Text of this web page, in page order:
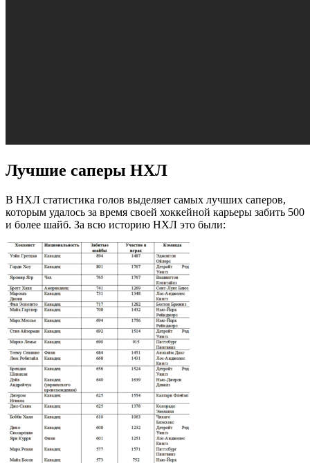
Лучшие саперы НХЛ
В НХЛ статистика голов выделяет самых лучших саперов,
которым удалось за время своей хоккейной карьеры забить 500
и более шайб. За всю историю НХЛ это были: